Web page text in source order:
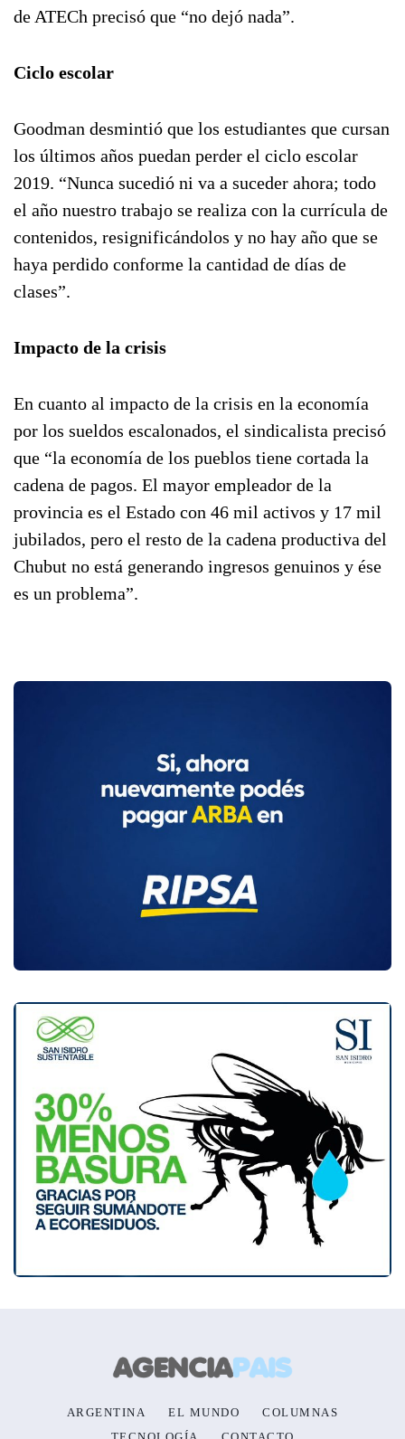
de ATECh precisó que “no dejó nada”.
Ciclo escolar
Goodman desmintió que los estudiantes que cursan
los últimos años puedan perder el ciclo escolar
2019. “Nunca sucedió ni va a suceder ahora; todo
el año nuestro trabajo se realiza con la currícula de
contenidos, resignificándolos y no hay año que se
haya perdido conforme la cantidad de días de
clases”.
Impacto de la crisis
En cuanto al impacto de la crisis en la economía
por los sueldos escalonados, el sindicalista precisó
que “la economía de los pueblos tiene cortada la
cadena de pagos. El mayor empleador de la
provincia es el Estado con 46 mil activos y 17 mil
jubilados, pero el resto de la cadena productiva del
Chubut no está generando ingresos genuinos y ése
es un problema”.
ARGENTINA EL MUNDO
COLUMNAS